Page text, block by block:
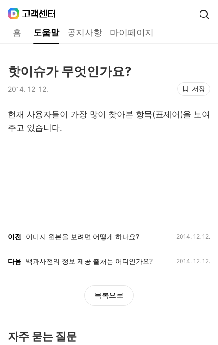
홈 도움말 공지사항 마이페이지
핫이슈가 무엇인가요?
저장
2014. 12. 12.
현재 사용자들이 가장 많이 찾아본 항목(표제어)을 보여
주고 있습니다.
이전 이미지 원본을 보려면 어떻게 하나요? 2014. 12. 12.
다음 백과사전의 정보 제공 출처는 어디인가요? 2014. 12. 12.
목록으로
자주 묻는 질문